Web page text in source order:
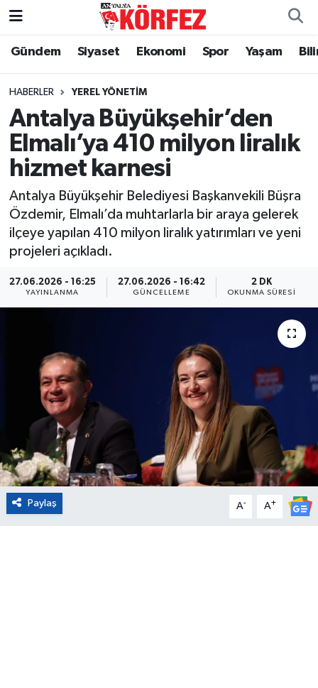
Gündem Siyaset Ekonomi Spor Yaşam
HABERLER YEREL YÖNETIM
Antalya Büyükşehir’den
Elmalı’ya 410 milyon liralık
hizmet karnesi
Antalya Büyükşehir Belediyesi Başkanvekili Büşra
Özdemir, Elmalı’da muhtarlarla bir araya gelerek
ilçeye yapılan 410 milyon liralık yatırımları ve yeni
projeleri açıkladı.
27.06.2026 - 16:25
YAYINLANMA
27.06.2026 - 16:42
GÜNCELLEME
2 DK
OKUNMA SÜRESI
Paylaş A- A+
Gündem
Siyaset
Yerel Yönetim
Ekonomi
Spor
Yaşam
Dünya
Sağlık
Magazin
Turizm
Çevre
Nöbetçi Eczaneler
Hava Durumu
Trafik Durumu
Süper Lig Puan Durumu ve Fikstür
Tüm Manşetler
Son Dakika Haberleri